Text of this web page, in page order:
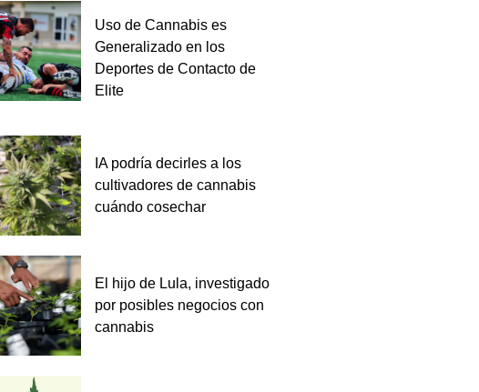
Uso de Cannabis es
Generalizado en los
Deportes de Contacto de
Elite
IA podría decirles a los
cultivadores de cannabis
cuándo cosechar
El hijo de Lula, investigado
por posibles negocios con
cannabis